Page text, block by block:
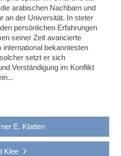
arabischen Nachbarn und
an der Universität. In steter
persönlichen Erfahrungen
seiner Zeit avancierte
bekanntesten
setzt er sich
Verständigung im Konflikt
E. Klatten
Klee